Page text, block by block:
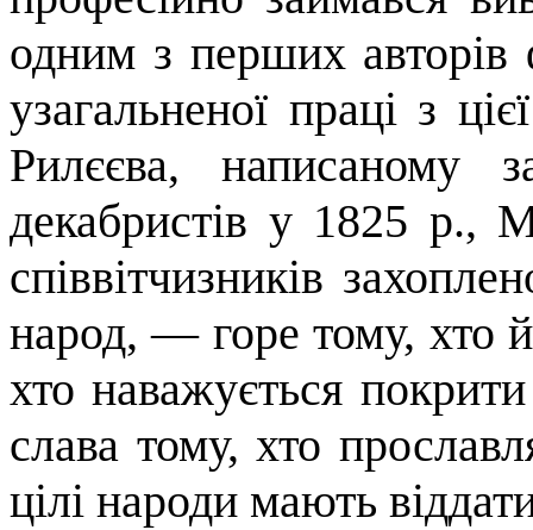
одним з перших авторів
узагальненої праці з
Рилєєва, написа­ному
декабристів у 1825 р.,
співвітчизників
народ, — горе тому, хто
хто наважуєть­ся
слава тому, хто
цілі народи мають